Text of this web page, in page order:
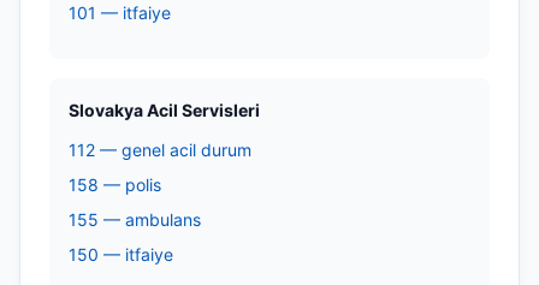
101 — itfaiye
Slovakya Acil Servisleri
112 — genel acil durum
158 — polis
155 — ambulans
150 — itfaiye